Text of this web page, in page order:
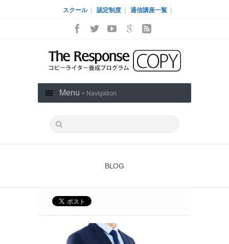
スクール 認定制度 通信講座一覧
Menu - Navigation
BLOG